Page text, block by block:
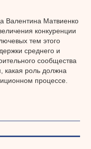
Валентина Матвиенко
конкуренции
тем этого
среднего и
сообщества
какая роль должна
процессе.